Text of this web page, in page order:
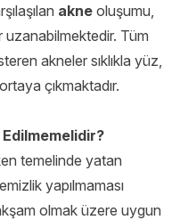
akne oluşumu,
uzanabilmektedir. Tüm
akneler sıklıkla yüz,
çıkmaktadır.
temelinde yatan
yapılmaması
olmak üzere uygun